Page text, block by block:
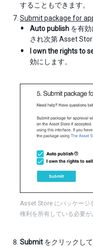
することもできます。
Submit package for
Auto publish を有
され次第 Asset
I own the rights to
効にします。
Asset Store にパッケージ
権利を所有している必要が
Submit をクリックし